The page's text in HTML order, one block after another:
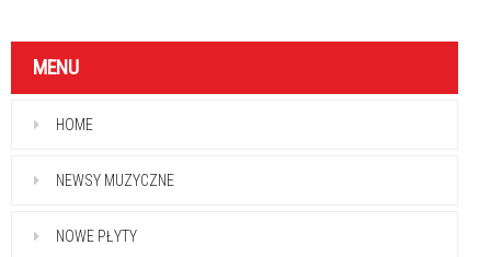
MENU
HOME
NEWSY MUZYCZNE
NOWE PŁYTY